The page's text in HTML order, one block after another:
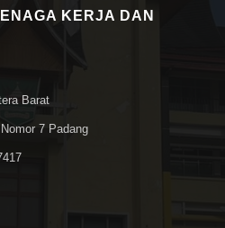
KERJA DAN
Barat
7 Padang